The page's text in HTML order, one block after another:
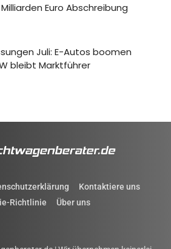
Euro Abschreibung
Juli: E-Autos boomen
bleibt Marktführer
Kontaktiere uns
Richtlinie
Über uns